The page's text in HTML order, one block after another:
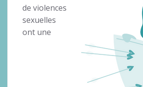
de violences
sexuelles
ont une